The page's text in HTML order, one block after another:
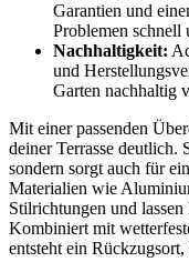
Garantien und
Problemen schnell
Nachhaltigkeit:
und
Garten nachhaltig
Mit einer passenden
deiner Terrasse deutlich.
sondern sorgt auch für
Materialien wie
Stilrichtungen und
Kombiniert mit
entsteht ein